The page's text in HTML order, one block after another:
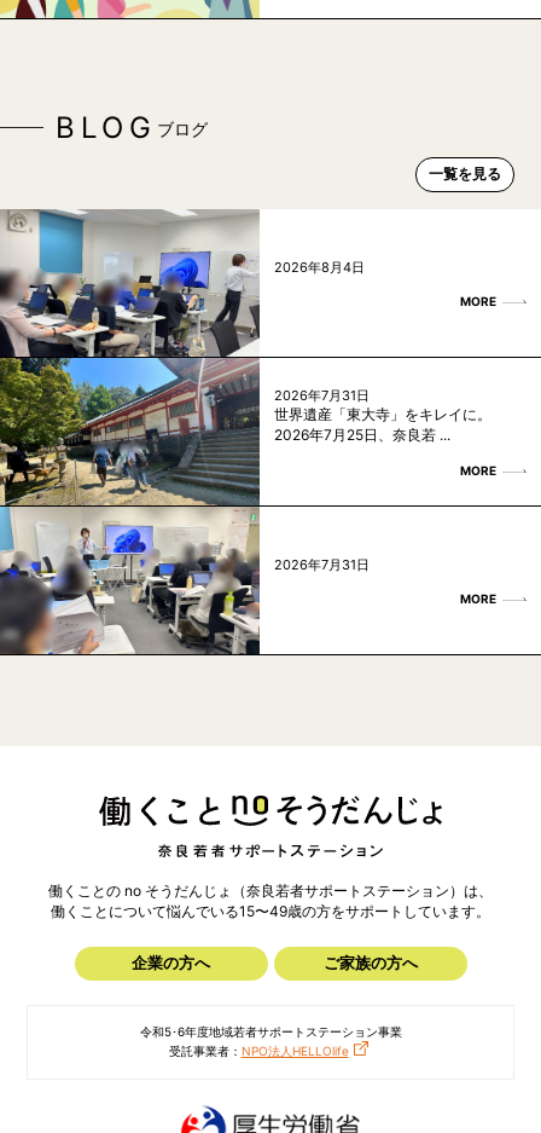
BLOG ブログ
一覧を見る
2026年8月4日
MORE
2026年7月31日
世界遺産「東大寺」をキレイに。
2026年7月25日、奈良若 ...
MORE
2026年7月31日
MORE
働くことの no そうだんじょ（奈良若者サポートステーション）は、
働くことについて悩んでいる15〜49歳の方をサポートしています。
企業の方へ ご家族の方へ
令和5･6年度地域若者サポートステーション事業
受託事業者： NPO法人HELLOlife